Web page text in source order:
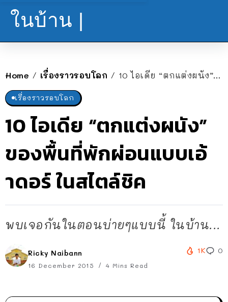
ในบ้าน |
Home / เรื่องราวรอบโลก / 10 ไอเดีย “ตกแต่งผนัง” ของพื้นที่พักผ่อนแบบเอ้าดอร์ ในสไตล์ชิค
เรื่องราวรอบโลก
10 ไอเดีย “ตกแต่งผนัง”
ของพื้นที่พักผ่อนแบบเอ้
าดอร์ ในสไตล์ชิค
พบเจอกันในตอนบ่ายๆแบบนี้ ในบ้าน...
Ricky Naibann
16 December 2015 4 Mins Read
1K 0